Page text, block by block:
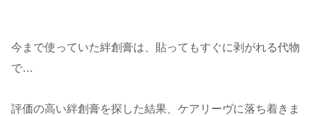
今まで使っていた絆創膏は、貼ってもすぐに剥がれる代物
で…
評価の高い絆創膏を探した結果、ケアリーヴに落ち着きま